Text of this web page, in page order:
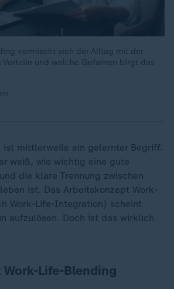
vermischt sich der Alltag mit der
Vorteile und welche Gefahren birgt das
ist mittlerweile ein gelernter Begriff.
weiß, wie wichtig eine gute
die klare Trennung zwischen
ist. Das Arbeitskonzept Work-
Work-Life-Integration) scheint
aufzulösen. Doch ist das wirklich
Life-Blending